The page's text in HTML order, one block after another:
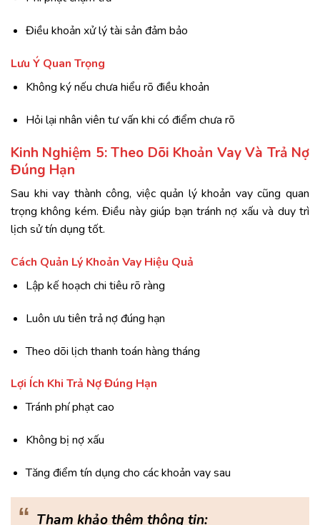
Điều khoản xử lý tài sản đảm bảo
Lưu Ý Quan Trọng
Không ký nếu chưa hiểu rõ điều khoản
Hỏi lại nhân viên tư vấn khi có điểm chưa rõ
Kinh Nghiệm 5: Theo Dõi Khoản Vay Và Trả Nợ
Đúng Hạn
Sau khi vay thành công, việc quản lý khoản vay cũng quan
trọng không kém. Điều này giúp bạn tránh nợ xấu và duy trì
lịch sử tín dụng tốt.
Cách Quản Lý Khoản Vay Hiệu Quả
Lập kế hoạch chi tiêu rõ ràng
Luôn ưu tiên trả nợ đúng hạn
Theo dõi lịch thanh toán hàng tháng
Lợi Ích Khi Trả Nợ Đúng Hạn
Tránh phí phạt cao
Không bị nợ xấu
Tăng điểm tín dụng cho các khoản vay sau
“ Tham khảo thêm thông tin: